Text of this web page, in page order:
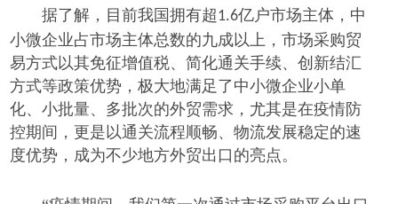
据了解， 目前我国拥有超1.6亿户市场主体，中
小微企业占市场主体总数的九成以上，市场采购贸
易方式以其免征增值税、简化通关手续、创新结汇
方式等政策优势，极大地满足了中小微企业小单
化、小批量、多批次的外贸需求，尤其是在疫情防
控期间，更是以通关流程顺畅、物流发展稳定的速
度优势，成为不少地方外贸出口的亮点。